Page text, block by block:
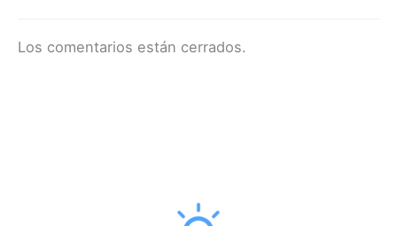
Los comentarios están cerrados.